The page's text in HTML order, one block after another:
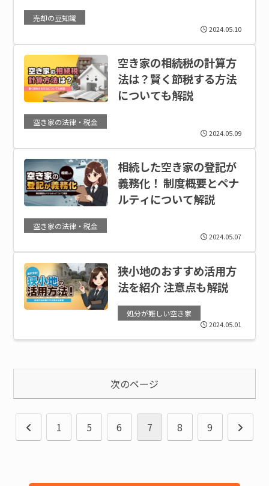
売却の豆知識
2024.05.10
空き家の相続税の計算方
法は？賢く節税する方法
についても解説
空き家の法律・税金
2024.05.09
相続した空き家の登記が
義務化！ 制度概要とペナ
ルティについて解説
空き家の法律・税金
2024.05.07
狭小地のおすすめ活用方
法を紹介 注意点も解説
処分が難しい空き家
2024.05.01
次のページ
前
1 5 6 7 8 9
次